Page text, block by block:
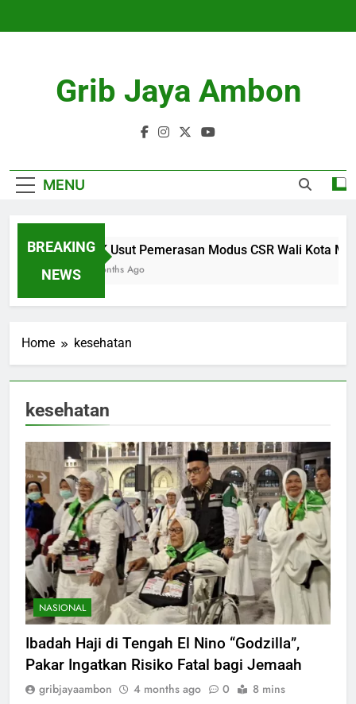
Grib Jaya Ambon
MENU
BREAKING
NEWS
KPK Usut Pemerasan Modus CSR Wali Kota
4 Months Ago
Home kesehatan
kesehatan
NASIONAL
Ibadah Haji di Tengah El Nino “Godzilla”,
Pakar Ingatkan Risiko Fatal bagi Jemaah
gribjayaambon 4 months ago 0 8 mins